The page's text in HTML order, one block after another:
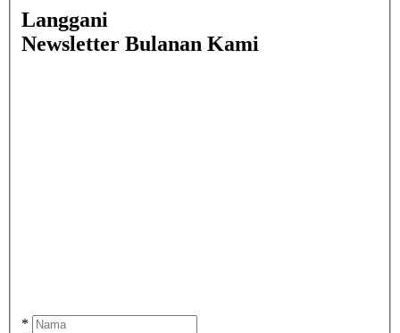
Langgani
Newsletter Bulanan Kami
*